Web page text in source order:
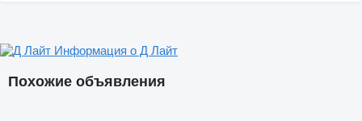
Похожие объявления
Информация о Д Лайт